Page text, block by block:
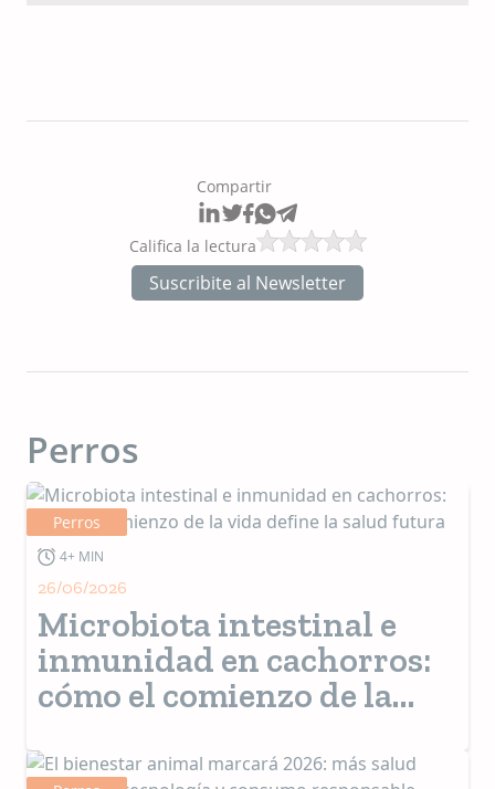
Compartir
Califica la lectura
Suscribite al Newsletter
Perros
Perros
4+ MIN
26/06/2026
Microbiota intestinal e
inmunidad en cachorros:
cómo el comienzo de la